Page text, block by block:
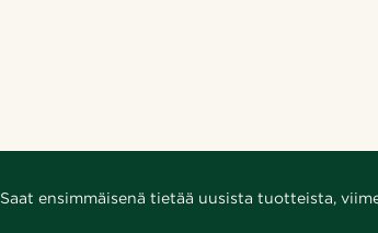
Saat ensimmäisenä tietää uusista tuotteista,